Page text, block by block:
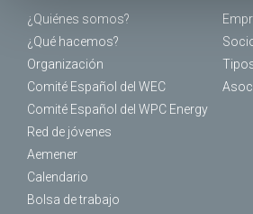
¿Quiénes somos?
¿Qué hacemos?
Organización
Comité Español del WEC
Comité Español del WPC Energy
Red de jóvenes
Aemener
Calendario
Bolsa de trabajo